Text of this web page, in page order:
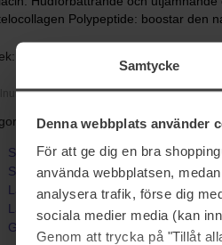
Samtycke
Denna webbplats använder
För att ge dig en bra
använda webbplatsen,
analysera trafik, förse dig
sociala medier media (kan
Genom att trycka på "Tillåt
Polypeptide: boostar den
2,4 ml
95297
Startsida
Smink
Läppar
Läppglans
GrandeLIPS Hydrating Lip Plumping